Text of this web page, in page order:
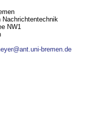
Nachrichtentechnik
NW1
bremen.de